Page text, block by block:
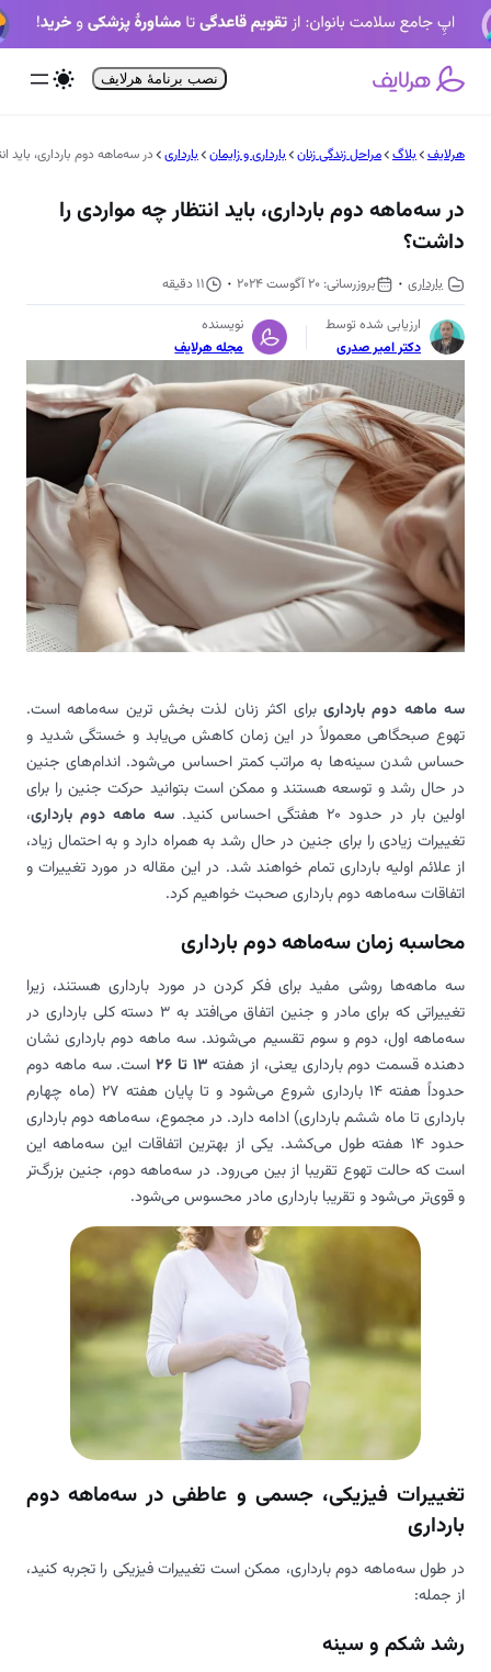
رفتن
به
نصب برنامۀ هرلایف
هرلایف بلاگ مراحل زندگی زنان بارداری و زایمان بارداری در سه‌ماهه دوم بارداری، باید
در سه‌ماهه دوم بارداری، باید انتظار چه مواردی را
داشت؟
بارداری 20 آگوست 2024
11 دقیقه
ارزیابی شده توسط
دکتر امیر صدری
نویسنده
مجله هرلایف
سه ماهه دوم بارداری برای اکثر زنان لذت بخش ترین سه‌ماهه است.
تهوع صبحگاهی معمولاً در این زمان کاهش می‌یابد و خستگی شدید و
حساس شدن سینه‌ها به مراتب کمتر احساس می‌شود. اندام‌های جنین
در حال رشد و توسعه هستند و ممکن است بتوانید حرکت جنین را برای
اولین بار در حدود 20 هفتگی احساس کنید.
سه ماهه دوم بارداری،
تغییرات زیادی را برای جنین در حال رشد به همراه دارد و به احتمال زیاد،
از علائم اولیه بارداری تمام خواهند شد. در این مقاله در مورد تغییرات و
اتفاقات سه‌ماهه دوم بارداری صحبت خواهیم کرد.
محاسبه زمان سه‌ماهه دوم بارداری
سه ماهه‌ها روشی مفید برای فکر کردن در مورد بارداری هستند، زیرا
تغییراتی که برای مادر و جنین اتفاق می‌افتد به 3 دسته کلی بارداری در
سه‌ماهه اول، دوم و سوم تقسیم می‌شوند. سه ماهه دوم بارداری نشان
دهنده قسمت دوم بارداری یعنی، از هفته 13 تا 26
است. سه ماهه دوم
حدوداً هفته 14 بارداری شروع می‌شود و تا پایان هفته 27 (ماه چهارم
بارداری تا ماه ششم بارداری) ادامه دارد. در مجموع، سه‌ماهه دوم بارداری
حدود 14 هفته طول می‌کشد. یکی از بهترین اتفاقات این سه‌ماهه این
است که حالت تهوع تقریبا از بین می‌رود. در سه‌ماهه دوم، جنین بزرگ‌تر
و قوی‌تر می‌شود و تقریبا بارداری مادر محسوس می‌شود.
تغییرات فیزیکی، جسمی و عاطفی در سه‌ماهه دوم
بارداری
در طول سه‌ماهه دوم بارداری، ممکن است تغییرات فیزیکی را تجربه کنید،
از جمله:
رشد شکم و سینه